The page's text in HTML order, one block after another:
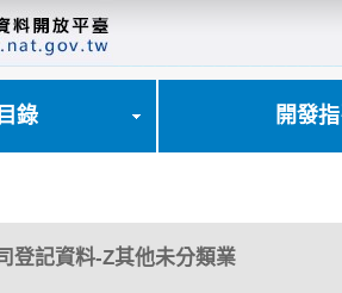
錄 開發
登記資料-Z其他未分類業